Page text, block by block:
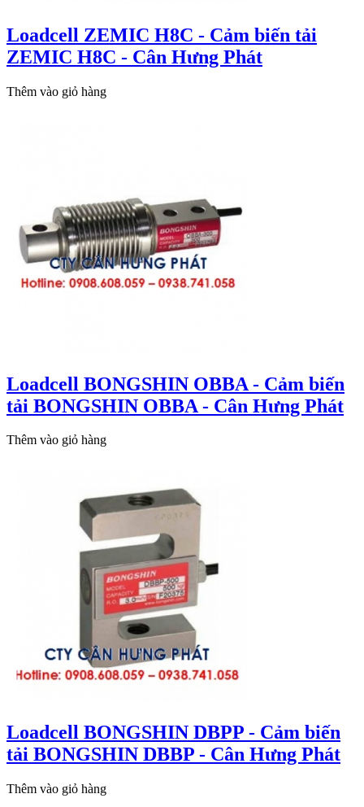
Loadcell ZEMIC H8C - Cảm biến tải
ZEMIC H8C - Cân Hưng Phát
Thêm vào giỏ hàng
Loadcell BONGSHIN OBBA - Cảm biến
tải BONGSHIN OBBA - Cân Hưng Phát
Thêm vào giỏ hàng
Loadcell BONGSHIN DBPP - Cảm biến
tải BONGSHIN DBBP - Cân Hưng Phát
Thêm vào giỏ hàng